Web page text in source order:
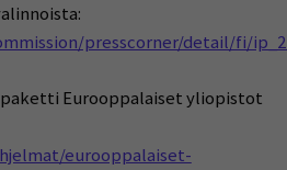
presscorner/detail/fi/
Eurooppalaiset yliopistot
eurooppalaiset-